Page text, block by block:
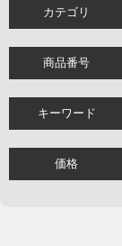
カテゴリ
商品番号
キーワード
価格